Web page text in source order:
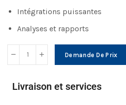
Intégrations puissantes
Analyses et rapports
Demande De Prix
Livraison et services